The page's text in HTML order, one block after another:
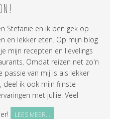
Stefanie en ik ben gek op
en lekker eten. Op mijn blog
mijn recepten en lievelings
Omdat reizen net zo'n
passie van mij is als lekker
deel ik ook mijn fijnste
met jullie. Veel
LEES MEER...